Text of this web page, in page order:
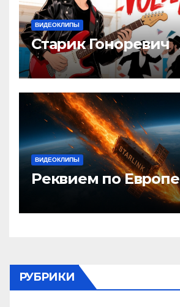
ВИДЕОКЛИПЫ
Старик Гоноревич
ВИДЕОКЛИПЫ
Реквием по Европе
РУБРИКИ